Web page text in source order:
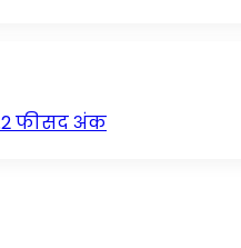
फीसद अंक